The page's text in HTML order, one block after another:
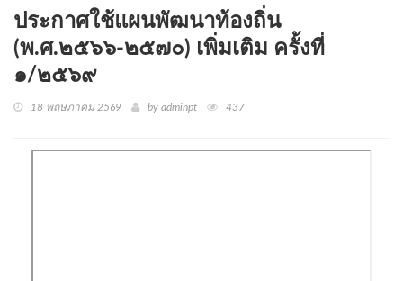
ประกาศใช้แผนพัฒนาท้องถิ่น
(พ.ศ.๒๕๖๖-๒๕๗๐) เพิ่มเติม ครั้งที่
๑/๒๕๖๙
18 พฤษภาคม 2569 by adminpt 437